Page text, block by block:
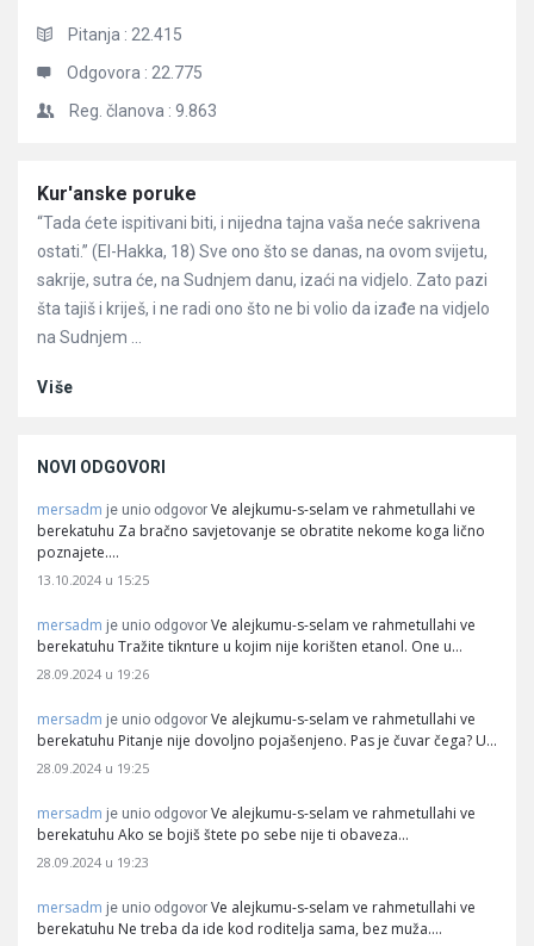
Pitanja : 22.415
Odgovora : 22.775
Reg. članova : 9.863
Članci
Kur'anske poruke
“Tada ćete ispitivani biti, i nijedna tajna vaša neće sakrivena
ostati.” (El-Hakka, 18) Sve ono što se danas, na ovom svijetu,
sakrije, sutra će, na Sudnjem danu, izaći na vidjelo. Zato pazi
šta tajiš i kriješ, i ne radi ono što ne bi volio da izađe na vidjelo
na Sudnjem ...
Više
NOVI ODGOVORI
mersadm je unio odgovor Ve alejkumu-s-selam ve rahmetullahi ve
berekatuhu Za bračno savjetovanje se obratite nekome koga lično
poznajete.…
13.10.2024 u 15:25
mersadm je unio odgovor Ve alejkumu-s-selam ve rahmetullahi ve
berekatuhu Tražite tiknture u kojim nije korišten etanol. One u…
28.09.2024 u 19:26
mersadm je unio odgovor Ve alejkumu-s-selam ve rahmetullahi ve
berekatuhu Pitanje nije dovoljno pojašenjeno. Pas je čuvar čega? U…
28.09.2024 u 19:25
mersadm je unio odgovor Ve alejkumu-s-selam ve rahmetullahi ve
berekatuhu Ako se bojiš štete po sebe nije ti obaveza…
28.09.2024 u 19:23
mersadm je unio odgovor Ve alejkumu-s-selam ve rahmetullahi ve
berekatuhu Ne treba da ide kod roditelja sama, bez muža.…